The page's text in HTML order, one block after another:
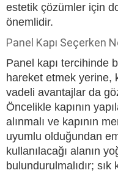
estetik çözümler için
önemlidir.
Panel Kapı Seçerken
Panel kapı tercihinde
hareket etmek yerine,
vadeli avantajlar da
Öncelikle kapının
alınmalı ve kapının
uyumlu olduğundan
kullanılacağı alanın
bulundurulmalıdır;